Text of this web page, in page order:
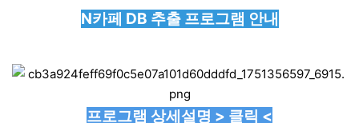
N카페 DB 추출 프로그램 안내
프로그램 상세설명 > 클릭 <